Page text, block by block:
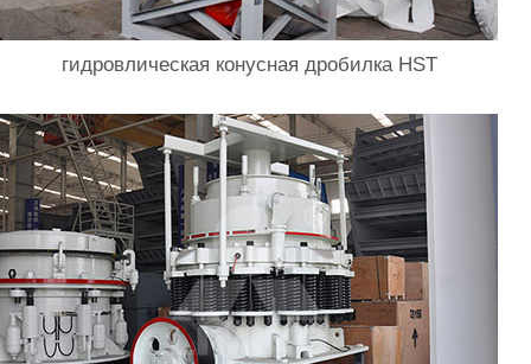
гидровлическая конусная дробилка HST